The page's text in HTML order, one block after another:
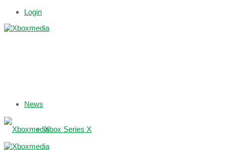
Login
News
Xbox Series X